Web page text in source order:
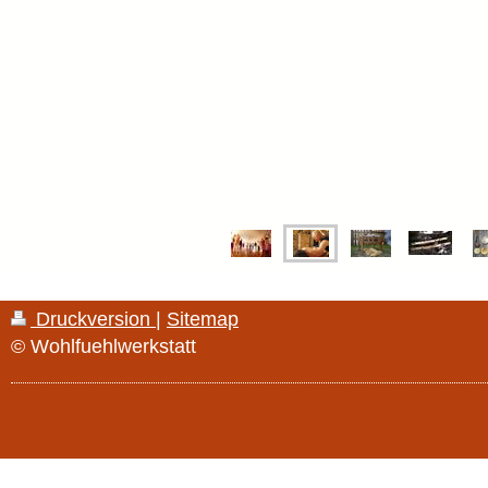
Druckversion | Sitemap
© Wohlfuehlwerkstatt